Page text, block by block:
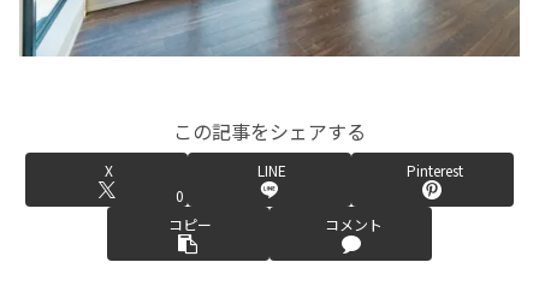
この記事をシェアする
X
0
LINE Pinterest
コピー コメント